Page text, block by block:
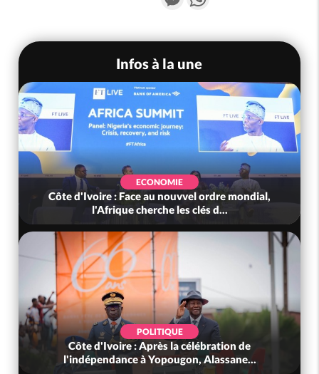
Infos à la une
ECONOMIE
Côte d'Ivoire : Face au nouvvel ordre mondial,
l'Afrique cherche les clés d...
POLITIQUE
Côte d'Ivoire : Après la célébration de
l'indépendance à Yopougon, Alassane...